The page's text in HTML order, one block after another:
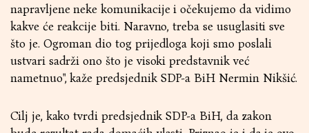
napravljene neke komunikacije i očekujemo da vidimo
kakve će reakcije biti. Naravno, treba se usuglasiti sve
što je. Ogroman dio tog prijedloga koji smo poslali
ustvari sadrži ono što je visoki predstavnik već
nametnuo", kaže predsjednik SDP-a BiH Nermin Nikšić.
Cilj je, kako tvrdi predsjednik SDP-a BiH, da zakon